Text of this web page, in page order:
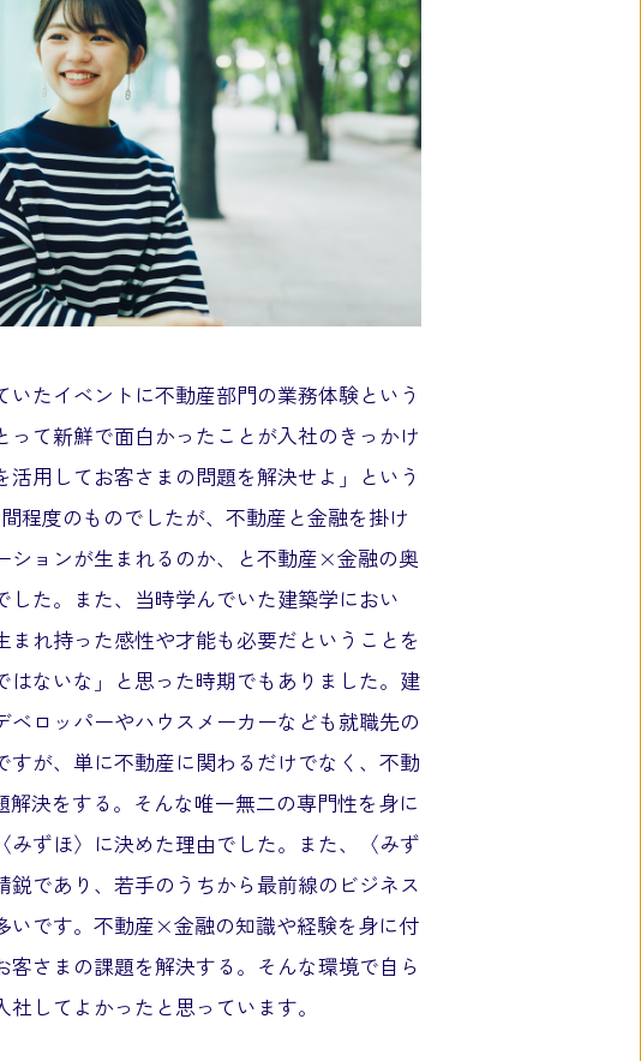
いたイベントに不動産部門の業務体験という
って新鮮で面白かったことが入社のきっかけ
活用してお客さまの問題を解決せよ」という
程度のものでしたが、不動産と金融を掛け
ションが生まれるのか、と不動産×金融の奥
した。また、当時学んでいた建築学におい
まれ持った感性や才能も必要だということを
はないな」と思った時期でもありました。建
ベロッパーやハウスメーカーなども就職先の
すが、単に不動産に関わるだけでなく、不動
決をする。そんな唯一無二の専門性を身に
みずほ〉に決めた理由でした。また、〈みず
鋭であり、若手のうちから最前線のビジネス
いです。不動産×金融の知識や経験を身に付
客さまの課題を解決する。そんな環境で自ら
してよかったと思っています。